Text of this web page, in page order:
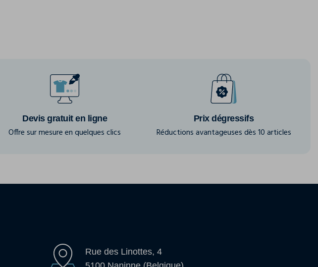
Devis gratuit en ligne
Offre sur mesure en quelques clics
Prix dégressifs
Réductions avantageuses dès 10 articles
Rue des Linottes, 4